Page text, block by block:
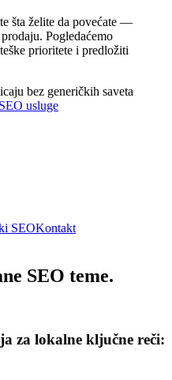
šta želite da povećate —
Pogledaćemo
prioritete i predložiti
bez generičkih saveta
usluge
SEOKontakt
SEO teme.
za lokalne ključne reči: